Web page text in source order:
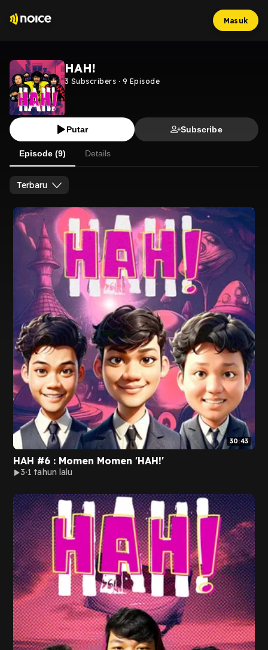
Masuk
HAH!
3 Subscribers · 9 Episode
Putar Subscribe
Episode (9) Details
Terbaru
30:43
HAH #6 : Momen Momen 'HAH!'
3 1 tahun lalu